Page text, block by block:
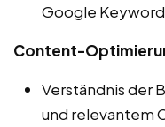
Google Keyword
Content-
Verständnis der
und relevantem